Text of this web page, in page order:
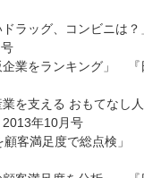
ドラッグ、コンビニは
企業をランキング」 『
業を支える おもてなし
年10月号
顧客満足度で総点検」